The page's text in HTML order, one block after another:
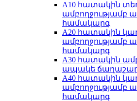
A10 հատակին
ամբողջությամբ
համակարգ
A20 հատակին
ամբողջությամբ
համակարգ
A30 հատակին
ապակե
A40 հատակին
ամբողջությամբ
համակարգ